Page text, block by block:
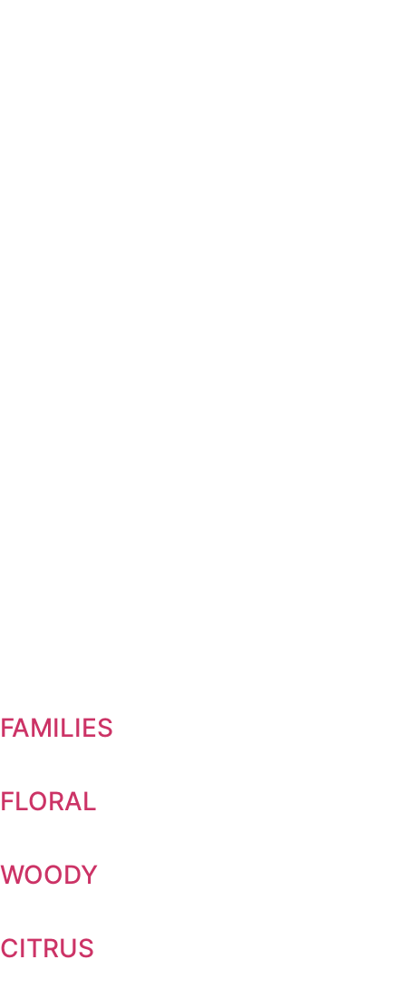
FAMILIES
FLORAL
WOODY
CITRUS